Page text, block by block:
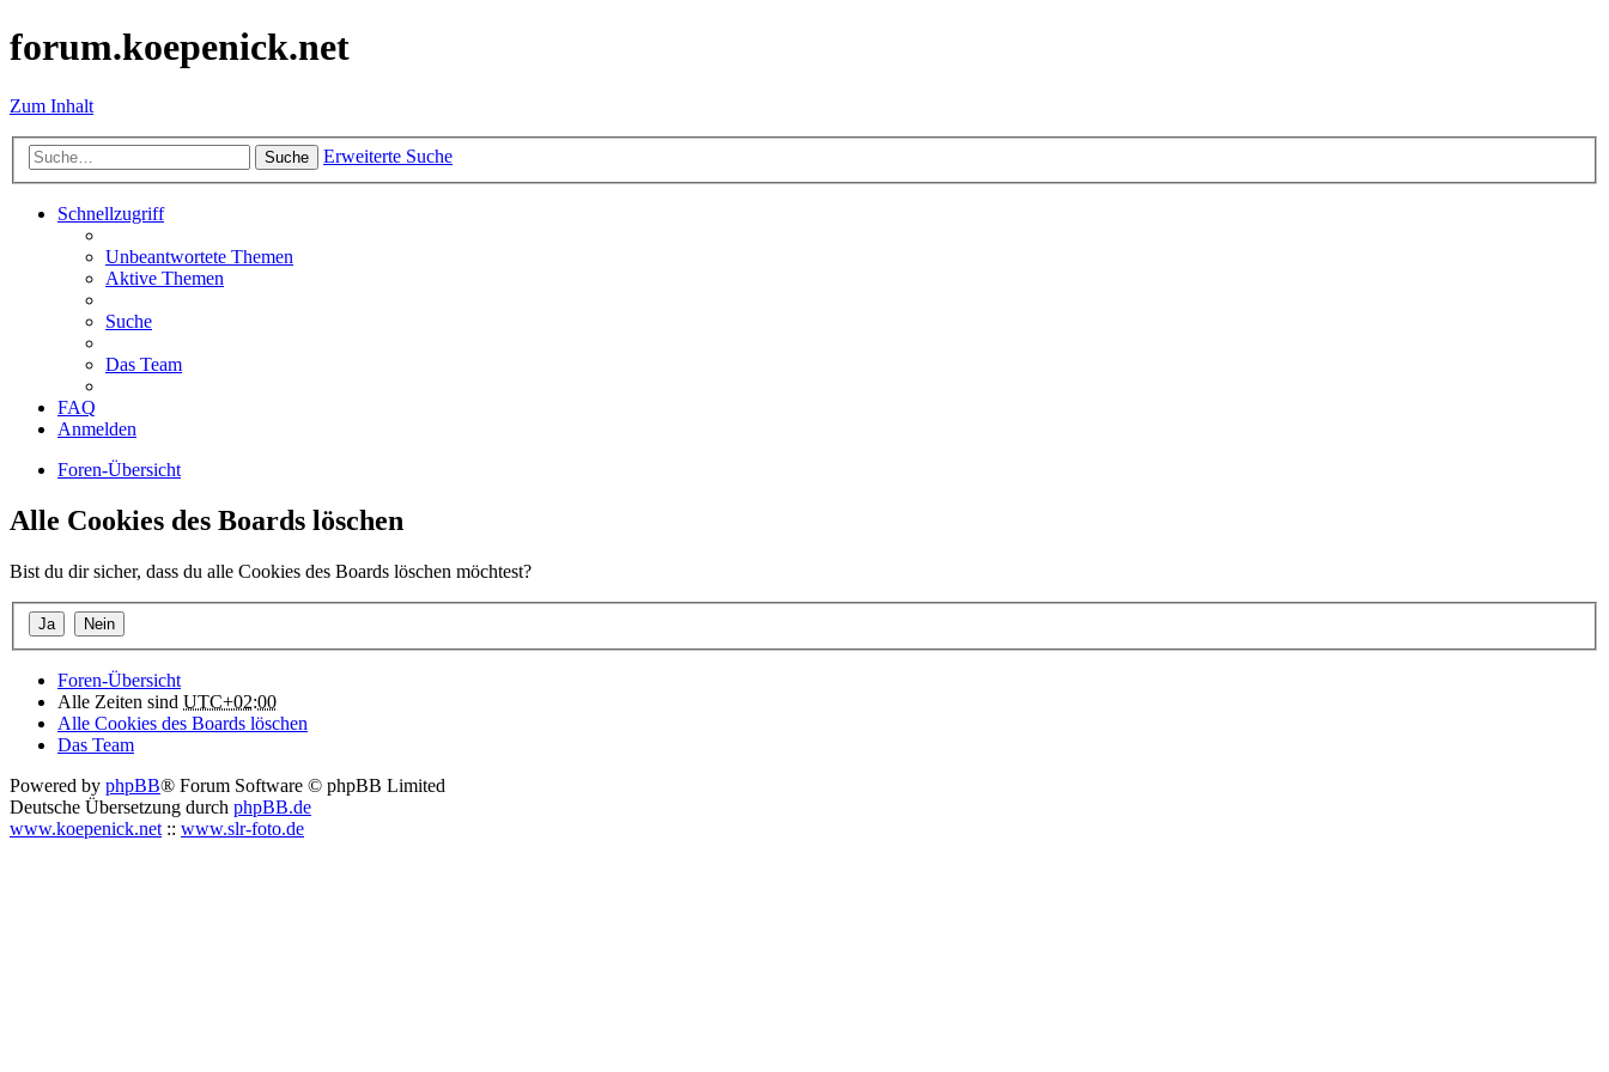
forum.koepenick.net
Zum Inhalt
Suche Erweiterte Suche
Schnellzugriff
Unbeantwortete Themen
Aktive Themen
Suche
Das Team
FAQ
Anmelden
Foren-Übersicht
Alle Cookies des Boards löschen
Bist du dir sicher, dass du alle Cookies des Boards löschen möchtest?
Foren-Übersicht
Alle Zeiten sind UTC+02:00
Alle Cookies des Boards löschen
Das Team
Powered by phpBB® Forum Software © phpBB Limited
Deutsche Übersetzung durch phpBB.de
www.koepenick.net :: www.slr-foto.de